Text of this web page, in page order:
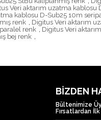
Veri aktarım uzatma kablosu
kablosu D-Sub25 10m
renk
Digitus Veri aktarım
renk
Digitus Veri
bej renk
BIZDEN
Bültenimize
Fırsatlardan